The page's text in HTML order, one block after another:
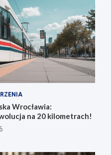
Wrocławia:
na 20 kilometrach!